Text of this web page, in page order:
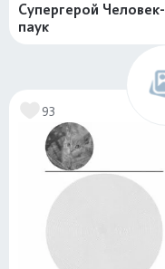
Супергерой Человек-
паук
93